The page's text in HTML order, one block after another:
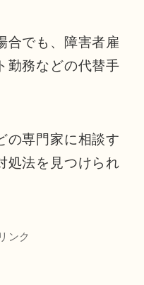
合でも、障害者雇
勤務などの代替手
の専門家に相談す
処法を見つけられ
ンク